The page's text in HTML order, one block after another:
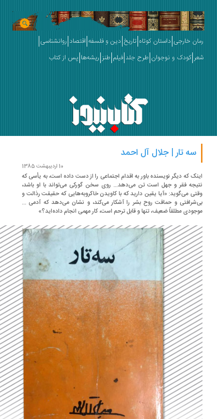
خارجی داستان کوتاه تاریخ دین و فلسفه اقتصاد روانشناسی
کودک و نوجوان طرح جلد فیلم طنز ریشه‌ها پس از کتاب
سه تار | جلال آل احمد
که دیگر نویسنده باور به اقدام اجتماعی را از دست داده است، به یأسی که
فقر و جهل است تن می‌دهد... روی سخن گورکی می‌تواند با او باشد،
می‌گوید: «آیا یقین دارید که با کاویدن خاکروبه‌هایی که حقیقت رذالت و
و حماقت روح بشر را آشکار می‌کند، و نشان می‌دهد که آدمی ...
مطلقاً ضعیف، تنها و قابل ترحم است، کار مهمی انجام داده‌اید؟»